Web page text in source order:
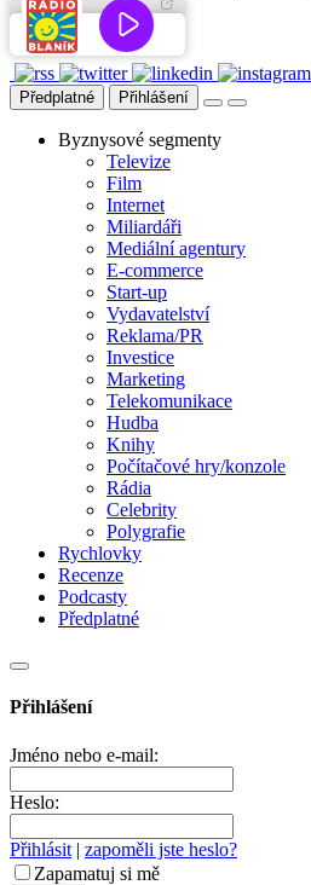
Předplatné Přihlášení
Byznysové segmenty
Televize
Film
Internet
Miliardáři
Mediální agentury
E-commerce
Start-up
Vydavatelství
Reklama/PR
Investice
Marketing
Telekomunikace
Hudba
Knihy
Počítačové hry/konzole
Rádia
Celebrity
Polygrafie
Rychlovky
Recenze
Podcasty
Předplatné
Přihlášení
Jméno nebo e-mail:
Heslo:
Přihlásit | zapoměli jste heslo?
Zapamatuj si mě